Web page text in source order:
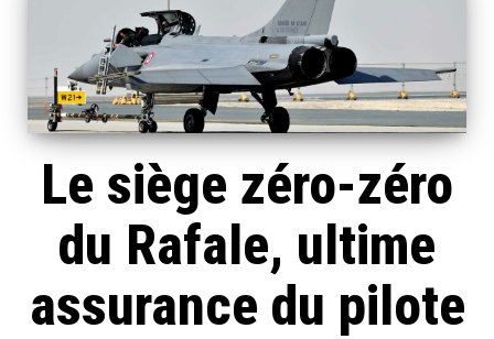
Le siège zéro-zéro
du Rafale, ultime
assurance du pilote